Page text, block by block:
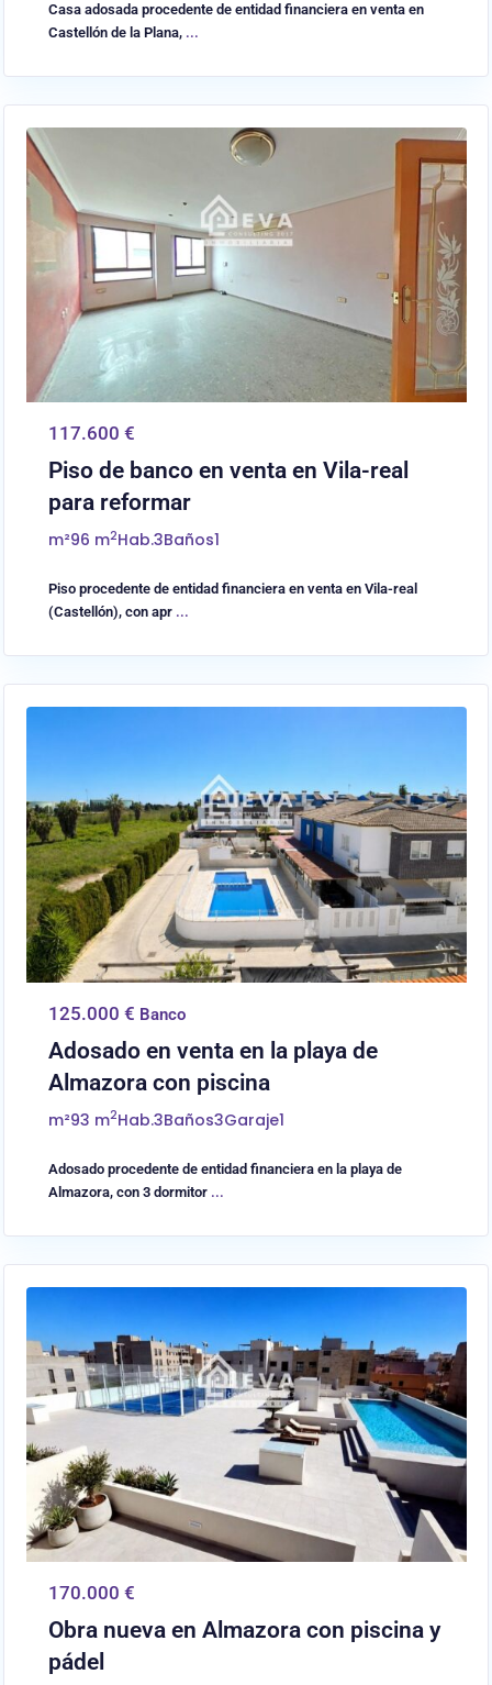
Casa adosada procedente de entidad financiera en venta en
Castellón de la Plana, ...
Vilareal
117.600 €
Piso de banco en venta en Vila-real
para reformar
m²96 m2Hab.3Baños1
Piso procedente de entidad financiera en venta en Vila-real
(Castellón), con apr ...
Almassora/Almazora
125.000 € Banco
Adosado en venta en la playa de
Almazora con piscina
m²93 m2Hab.3Baños3Garaje1
Adosado procedente de entidad financiera en la playa de
Almazora, con 3 dormitor ...
Almassora/Almazora
170.000 €
Obra nueva en Almazora con piscina y
pádel